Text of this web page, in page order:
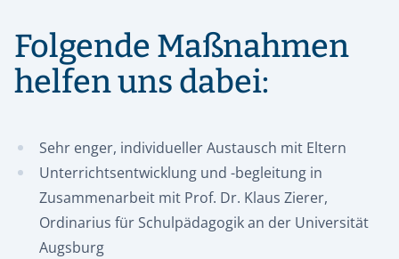
3. Schuleigenes Nationalpark-Haus:
Folgende Maßnahmen
helfen uns dabei:
Sehr enger, individueller Austausch mit Eltern
Unterrichtsentwicklung und -begleitung in
Zusammenarbeit mit Prof. Dr. Klaus Zierer,
Ordinarius für Schulpädagogik an der Universität
Augsburg